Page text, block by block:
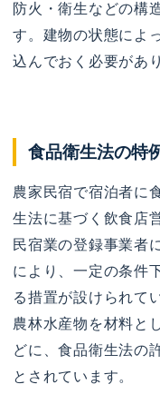
防火・衛生などの構
す。建物の状態によ
込んでおく必要があ
食品衛生法の特
農家民宿で宿泊者に
生法に基づく飲食店
民宿業の登録事業者
により、一定の条件
る措置が設けられて
農林水産物を材料と
どに、食品衛生法の
とされています。